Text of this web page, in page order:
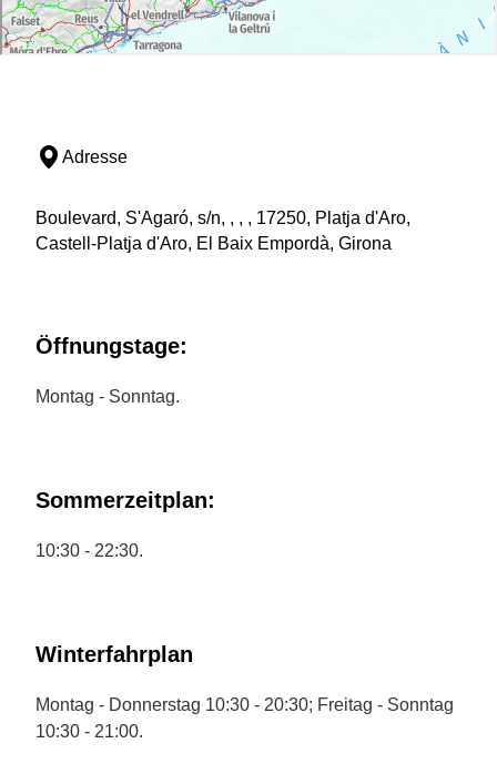
Adresse
Boulevard, S'Agaró, s/n, , , , 17250, Platja d'Aro,
Castell-Platja d'Aro, El Baix Empordà, Girona
Öffnungstage:
Montag - Sonntag.
Sommerzeitplan:
10:30 - 22:30.
Winterfahrplan
Montag - Donnerstag 10:30 - 20:30; Freitag - Sonntag
10:30 - 21:00.